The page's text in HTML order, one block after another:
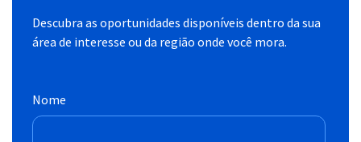
Descubra as oportunidades disponíveis dentro da sua
área de interesse ou da região onde você mora.
Nome